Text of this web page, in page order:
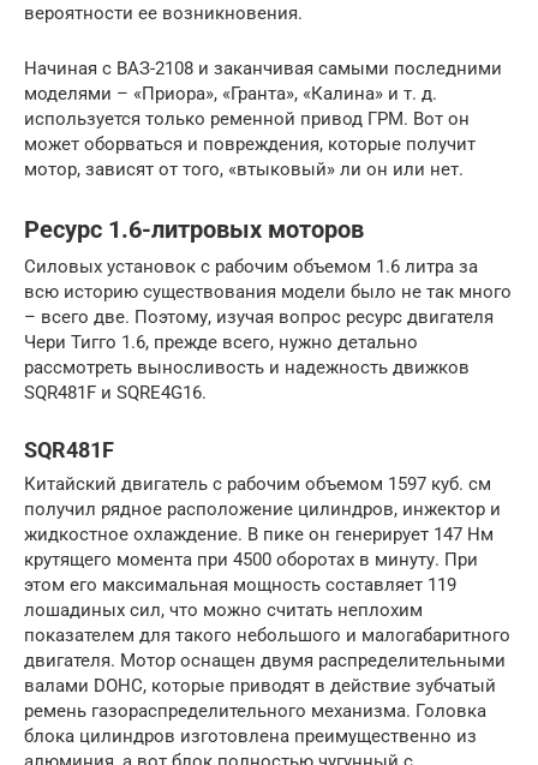
вероятности ее возникновения.
Начиная с ВАЗ-2108 и заканчивая самыми последними
моделями – «Приора», «Гранта», «Калина» и т. д.
используется только ременной привод ГРМ. Вот он
может оборваться и повреждения, которые получит
мотор, зависят от того, «втыковый» ли он или нет.
Ресурс 1.6-литровых моторов
Силовых установок с рабочим объемом 1.6 литра за
всю историю существования модели было не так много
– всего две. Поэтому, изучая вопрос ресурс двигателя
Чери Тигго 1.6, прежде всего, нужно детально
рассмотреть выносливость и надежность движков
SQR481F и SQRE4G16.
SQR481F
Китайский двигатель с рабочим объемом 1597 куб. см
получил рядное расположение цилиндров, инжектор и
жидкостное охлаждение. В пике он генерирует 147 Нм
крутящего момента при 4500 оборотах в минуту. При
этом его максимальная мощность составляет 119
лошадиных сил, что можно считать неплохим
показателем для такого небольшого и малогабаритного
двигателя. Мотор оснащен двумя распределительными
валами DOHC, которые приводят в действие зубчатый
ремень газораспределительного механизма. Головка
блока цилиндров изготовлена преимущественно из